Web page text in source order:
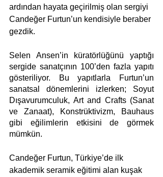
ardından hayata geçirilmiş olan sergiyi
Candeğer Furtun’un kendisiyle beraber
gezdik.
Selen Ansen’in küratörlüğünü yaptığı
sergide sanatçının 100’den fazla yapıtı
gösteriliyor. Bu yapıtlarla Furtun’un
sanatsal dönemlerini izlerken; Soyut
Dışavurumculuk, Art and Crafts (Sanat
ve Zanaat), Konstrüktivizm, Bauhaus
gibi eğilimlerin etkisini de görmek
mümkün.
Candeğer Furtun, Türkiye’de ilk
akademik seramik eğitimi alan kuşak